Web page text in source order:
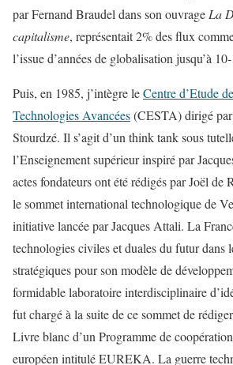
par Fernand Braudel dans son ouvrage La
capitalisme, représentait 2% des flux
l’issue d’années de globalisation jusqu’à
Puis, en 1985, j’intègre leCentre d’Etude
Technologies Avancées(CESTA) dirigé
Stourdzé. Il s’agit d’un think tank sous
l’Enseignement supérieur inspiré par
actes fondateurs ont été rédigés par Joël de
le sommet international technologique de
initiative lancée par Jacques Attali. La
technologies civiles et duales du futur dans
stratégiques pour son modèle de
formidable laboratoire interdisciplinaire
fut chargé à la suite de ce sommet de
Livre blanc d’un Programme de
européen intitulé EUREKA. La guerre